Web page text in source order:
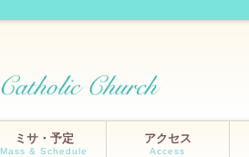
ミサ・予定
Mass & Schedule
アクセス
Access